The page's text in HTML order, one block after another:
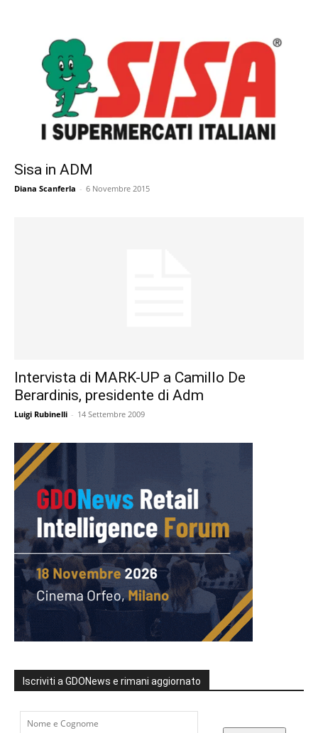
Sisa in ADM
Diana Scanferla - 6 Novembre 2015
Intervista di MARK-UP a Camillo De
Berardinis, presidente di Adm
Luigi Rubinelli - 14 Settembre 2009
Iscriviti a GDONews e rimani aggiornato